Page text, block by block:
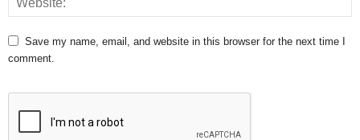
Save my name, email, and website in this browser for the next time I
comment.